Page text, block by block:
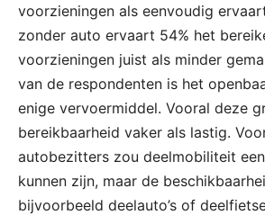
voorzieningen als eenvoudig
zonder auto ervaart 54% het
voorzieningen juist als minder
van de respondenten is het
enige vervoermiddel. Vooral deze
bereikbaarheid vaker als lastig.
autobezitters zou deelmobiliteit
kunnen zijn, maar de
bijvoorbeeld deelauto’s of